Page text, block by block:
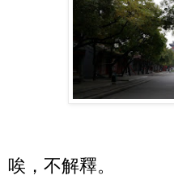
唉，不解釋。